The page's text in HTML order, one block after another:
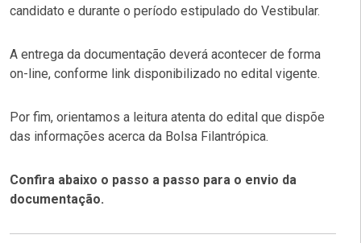
candidato e durante o período estipulado do Vestibular.
A entrega da documentação deverá acontecer de forma
on-line, conforme link disponibilizado no edital vigente.
Por fim, orientamos a leitura atenta do edital que dispõe
das informações acerca da Bolsa Filantrópica.
Confira abaixo o passo a passo para o envio da
documentação.